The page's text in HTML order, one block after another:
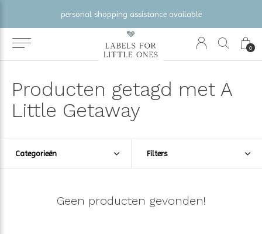
0
personal shopping assistance available
Producten getagd met A
Little Getaway
Categorieën Filters
Geen producten gevonden!